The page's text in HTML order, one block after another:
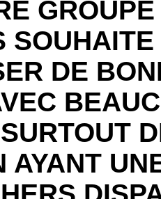
GROUPE
DE
AYANT